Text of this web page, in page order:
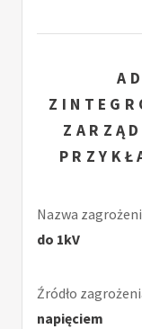
Nazwa
do 1kV
Źródło
napięciem